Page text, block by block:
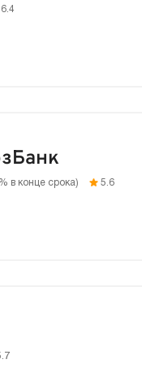
6.4
в конце срока) 5.6